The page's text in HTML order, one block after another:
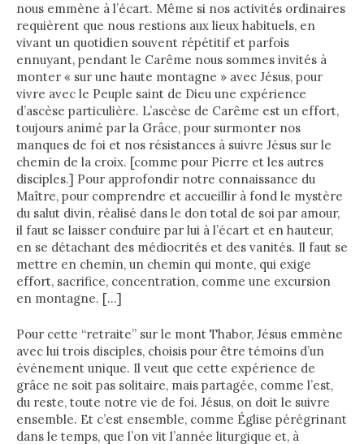
nous emmène à l’écart. Même si nos activités ordinaires
requièrent que nous restions aux lieux habituels, en
vivant un quotidien souvent répétitif et parfois
ennuyant, pendant le Carême nous sommes invités à
monter « sur une haute montagne » avec Jésus, pour
vivre avec le Peuple saint de Dieu une expérience
d’ascèse particulière. L’ascèse de Carême est un effort,
toujours animé par la Grâce, pour surmonter nos
manques de foi et nos résistances à suivre Jésus sur le
chemin de la croix. [comme pour Pierre et les autres
disciples.] Pour approfondir notre connaissance du
Maître, pour comprendre et accueillir à fond le mystère
du salut divin, réalisé dans le don total de soi par amour,
il faut se laisser conduire par lui à l’écart et en hauteur,
en se détachant des médiocrités et des vanités. Il faut se
mettre en chemin, un chemin qui monte, qui exige
effort, sacrifice, concentration, comme une excursion
en montagne. […]
Pour cette “retraite” sur le mont Thabor, Jésus emmène
avec lui trois disciples, choisis pour être témoins d’un
événement unique. Il veut que cette expérience de
grâce ne soit pas solitaire, mais partagée, comme l’est,
du reste, toute notre vie de foi. Jésus, on doit le suivre
ensemble. Et c’est ensemble, comme Église pérégrinant
dans le temps, que l’on vit l’année liturgique et, à